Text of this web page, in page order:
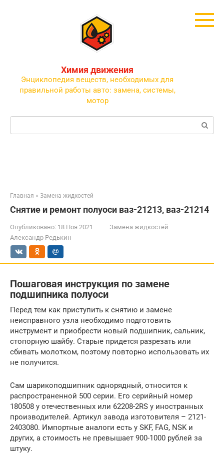
Химия движения
Энциклопедия веществ, необходимых для
правильной работы авто: замена, системы,
мотор
Поиск:
Главная » Замена жидкостей
Снятие и ремонт полуоси ваз-21213, ваз-21214
Опубликовано: 18 Ноя 2021
Замена жидкостей
Александр Редькин
Пошаговая инструкция по замене
подшипника полуоси
Перед тем как приступить к снятию и замене
неисправного узла необходимо подготовить
инструмент и приобрести новый подшипник, сальник,
стопорную шайбу. Старые придется разрезать или
сбивать молотком, поэтому повторно использовать их
не получится.
Сам шарикоподшипник однорядный, относится к
распространенной 500 серии. Его серийный номер
180508 у отечественных или 62208-2RS у иностранных
производителей. Артикул завода изготовителя – 2121-
2403080. Импортные аналоги есть у SKF, FAG, NSK и
других, а стоимость не превышает 900-1000 рублей за
штуку.